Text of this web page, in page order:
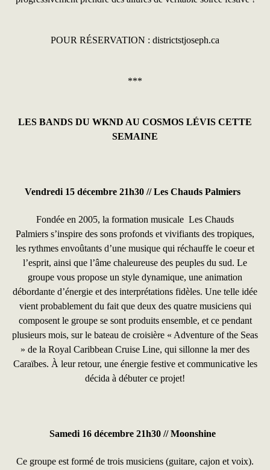
POUR RÉSERVATION : districtstjoseph.ca
***
LES BANDS DU WKND AU COSMOS LÉVIS CETTE
SEMAINE
Vendredi 15 décembre 21h30 //Les Chauds Palmiers
Fondée en 2005, la formation musicale Les Chauds
Palmiers s’inspire des sons profonds et vivifiants des tropiques,
les rythmes envoûtants d’une musique qui réchauffe le coeur et
l’esprit, ainsi que l’âme chaleureuse des peuples du sud. Le
groupe vous propose un style dynamique, une animation
débordante d’énergie et des interprétations fidèles. Une telle idée
vient probablement du fait que deux des quatre musiciens qui
composent le groupe se sont produits ensemble, et ce pendant
plusieurs mois, sur le bateau de croisière « Adventure of the Seas
» de la Royal Caribbean Cruise Line, qui sillonne la mer des
Caraïbes. À leur retour, une énergie festive et communicative les
décida à débuter ce projet!
Samedi 16 décembre 21h30 //Moonshine
Ce groupe est formé de trois musiciens (guitare, cajon et voix).